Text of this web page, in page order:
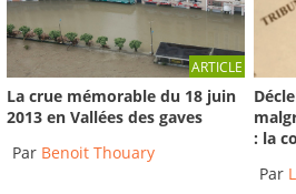
2018-Institut des
21:01
Quel retour de la
?...
Institut des
ARTICLE
La crue mémorable du 18 juin
2013 en Vallées des gaves
Par Benoit Thouary
: la
Par